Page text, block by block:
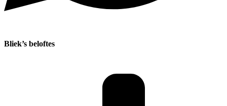
Bliek’s beloftes